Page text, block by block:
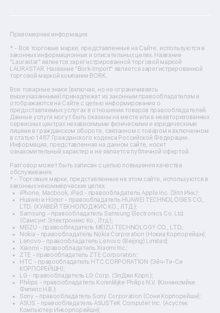
Ремонт фенов
Ремонт цифровых биноклей
Ремонт тепловизоров
Ремонт массажных кресел
Ремонт водонагревателей
Ремонт вытяжек
Ремонт источников бесперебойного питания
Ремонт пароварок
Ремонт микшерных пультов
Ремонт dj-пультов
Ремонт кухонных плит
Ремонт стедикамов
Ремонт оптических прицелов
Ремонт электровелосипедов
Ремонт видеокамер
Ремонт эхолотов
Ремонт 3d-принтеров
Ремонт прицелов ночного видения
Ремонт винных шкафов
Ремонт выпрямителей
Ремонт сушилок для рук
Ремонт дальномеров
Ремонт снегоуборщиков
Правомерная информация
* - Все торговые марки, представленные на Сайте, используются в
законных информационных и описательных целях. Название
"Laurastar" является зарегистрированной торговой маркой
LAURASTAR. Название "Bork-Import" является зарегистрированной
торговой маркой компании BORK.
Все товарные знаки (включая, но не ограничиваясь
вышеуказанными) принадлежат их законным правообладателям и
отображаются на Сайте с целью информирования о
предоставляемых услугах в отношении товаров правообладателей.
Данные услуги могут быть оказаны на месте или в неавторизованных
сервисных центрах независимыми физическими и юридическими
лицами в гражданском обороте, связанном с товаром и включенном
в статью 1487 Гражданского кодекса Российской Федерации.
Информация, представленная на данном сайте, носит
ознакомительный характер и не является публичной офертой.
Разговор может быть записан с целью повышения качества
обслуживания.
* - Торговые марки, представленные на этом сайте, используются в
законных некоммерческих целях.
iPhone, Macbook, iPad - правообладатель Apple Inc. (Эпл Инк.);
Huawei и Honor - правообладатель HUAWEI TECHNOLOGIES CO.,
LTD. (ХУАВЕЙ ТЕКНОЛОДЖИС КО., ЛТД.);
Samsung – правообладатель Samsung Electronics Co. Ltd.
(Самсунг Электроникс Ко., Лтд.);
MEIZU - правообладатель MEIZU TECHNOLOGY CO., LTD.;
Nokia - правообладатель Nokia Corporation (Нокиа Корпорейшн);
Lenovo - правообладатель Lenovo (Beijing) Limited;
Xiaomi - правообладатель Xiaomi Inc.;
ZTE - правообладатель ZTE Corporation;
HTC - правообладатель HTC CORPORATION (Эйч-Ти-Си
КОРПОРЕЙШН);
LG - правообладатель LG Corp. (ЭлДжи Корп.);
Philips - правообладатель Koninklijke Philips N.V. (Конинклийке
Филипс Н.В.);
Sony - правообладатель Sony Corporation (Сони Корпорейшн);
ASUS - правообладатель ASUSTeK Computer Inc. (Асустек
Компьютер Инкорпорейшн);